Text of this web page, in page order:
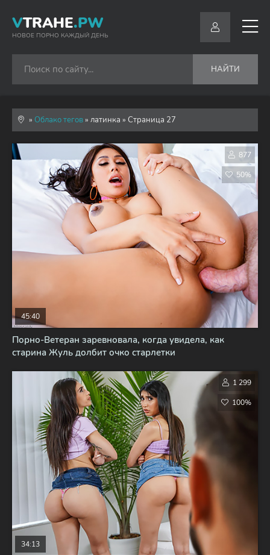
VTRAHE.PW
НОВОЕ ПОРНО КАЖДЫЙ ДЕНЬ
НАЙТИ
» Облако тегов» латинка » Страница 27
Порно-Ветеран заревновала, когда увидела, как
старина Жуль долбит очко старлетки
45:40
877
50%
34:13
1 299
100%